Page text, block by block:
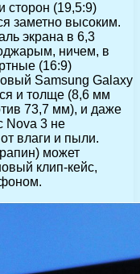
сторон (19,5:9)
заметно высоким.
экрана в 6,3
ничем, в
(16:9)
Samsung Galaxy
и толще (8,6 мм
73,7 мм), и даже
Nova 3 не
влаги и пыли.
может
клип-кейс,